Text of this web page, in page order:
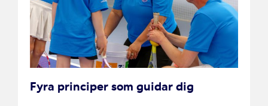
Fyra principer som guidar dig